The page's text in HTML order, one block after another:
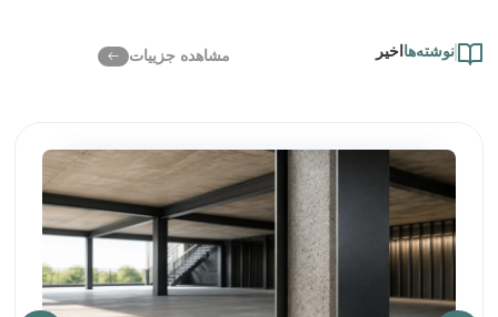
نوشته‌ها اخیر مشاهده جزییات